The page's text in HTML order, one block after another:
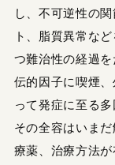
し、不可逆性の
ト、脂質異常な
つ難治性の経過
伝的因子に喫煙
って発症に至る
その全容はいま
療薬、治療方法